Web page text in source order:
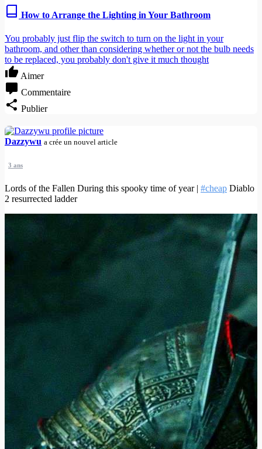
How to Arrange the Lighting in Your Bathroom
You probably just flip the switch to turn on the light in your
bathroom, and other than considering whether or not the bulb needs
to be replaced, you probably don't give it much thought
Aimer
Commentaire
Publier
Dazzywu a crée un nouvel article
3 ans
Lords of the Fallen During this spooky time of year | #cheap Diablo
2 resurrected ladder